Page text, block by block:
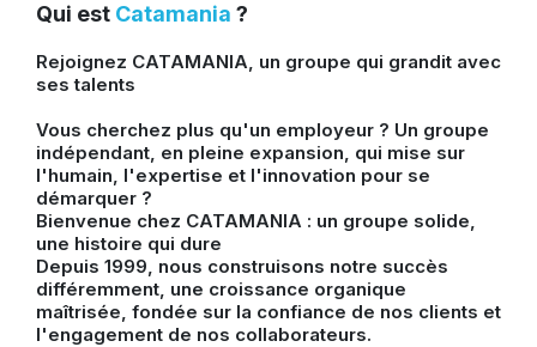
Qui est Catamania ?
Rejoignez CATAMANIA, un groupe qui grandit avec
ses talents
Vous cherchez plus qu'un employeur ? Un groupe
indépendant, en pleine expansion, qui mise sur
l'humain, l'expertise et l'innovation pour se
démarquer ?
Bienvenue chez CATAMANIA : un groupe solide,
une histoire qui dure
Depuis 1999, nous construisons notre succès
différemment, une croissance organique
maîtrisée, fondée sur la confiance de nos clients et
l'engagement de nos collaborateurs.